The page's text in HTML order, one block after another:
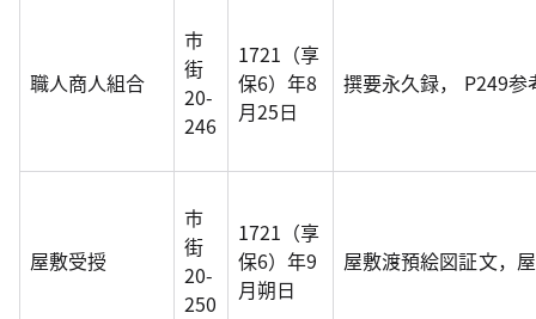
職人商人組合
市
街
20-
246
1721（享
保6）年8
月25日
撰要永久録， P249参
屋敷受授
市
街
20-
250
1721（享
保6）年9
月朔日
屋敷渡預絵図証文，